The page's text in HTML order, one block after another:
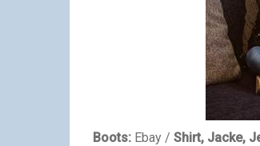
Boots: Ebay / Shirt, Jacke,